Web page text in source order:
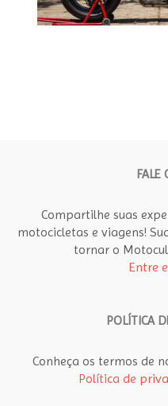
FALE
Compartilhe suas
motocicletas e viagens!
tornar o
Entre
POLÍTICA
Conheça os termos de
Política de